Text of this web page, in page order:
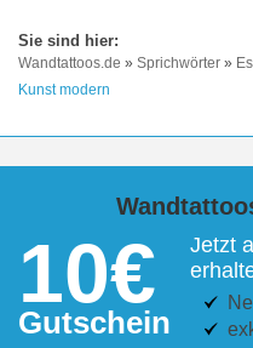
Wandtattoos.de » Sprichwörter »
Kunst modern
10€
Gutschein
Jetzt